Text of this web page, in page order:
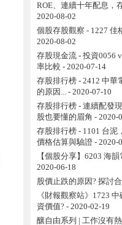
ROE、連續十年配息，
2020-08-02
個股存股觀察 - 1227 佳
2020-08-02
存股現金流 - 投資0056
率比較 - 2020-07-14
存股排行榜 - 2412 中華
的原因...- 2020-07-10
存股排行榜 - 連續配發
股也要懂的眉角 - 2020-
存股排行榜 - 1101 台泥
價格估算與驗證- 2020-
【個股分享】6203 海
2020-06-18
股價止跌的原因? 探討
《財報觀察站》1723
資價值?- 2020-02-19
釀自由系列 | 工作沒有